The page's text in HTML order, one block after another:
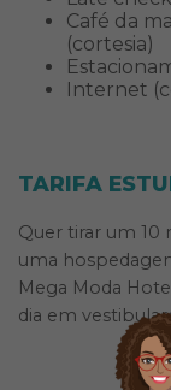
Café da
(cortesia)
Internet
TARIFA
Quer tirar um 10
uma
Mega Moda
dia em